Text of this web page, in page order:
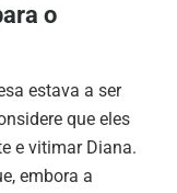
o
estava a ser
que eles
e vitimar Diana.
embora a